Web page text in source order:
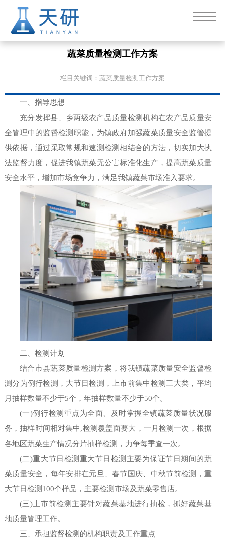
蔬菜质量检测工作方案
栏目关键词：蔬菜质量检测工作方案
一、指导思想
充分发挥县、乡两级农产品质量检测机构在农产品质量安
全管理中的监督检测职能，为镇政府加强蔬菜质量安全监管提
供依据，通过采取常规和速测检测相结合的方法，切实加大执
法监督力度，促进我镇蔬菜无公害标准化生产，提高蔬菜质量
安全水平，增加市场竞争力，满足我镇蔬菜市场准入要求。
二、检测计划
结合市县蔬菜质量检测方案，将我镇蔬菜质量安全监督检
测分为例行检测，大节日检测，上市前集中检测三大类，平均
月抽样数量不少于5个，年抽样数量不少于50个。
(一)例行检测重点为全面、及时掌握全镇蔬菜质量状况服
务，抽样时间相对集中,检测覆盖面要大，一月检测一次，根据
各地区蔬菜生产情况分片抽样检测，力争每季查一次。
(二)重大节日检测重大节日检测主要为保证节日期间的蔬
菜质量安全，每年安排在元旦、春节国庆、中秋节前检测，重
大节日检测100个样品，主要检测市场及蔬菜零售店。
(三)上市前检测主要针对蔬菜基地进行抽检，抓好蔬菜基
地质量管理工作。
三、承担监督检测的机构职责及工作重点